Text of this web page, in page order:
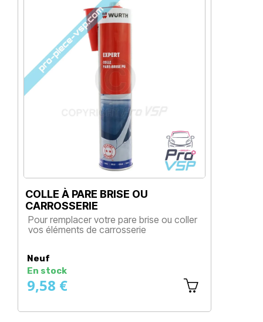
COLLE À PARE BRISE OU
CARROSSERIE
Pour remplacer votre pare brise ou coller
vos éléments de carrosserie
Neuf
En stock
9,58 €